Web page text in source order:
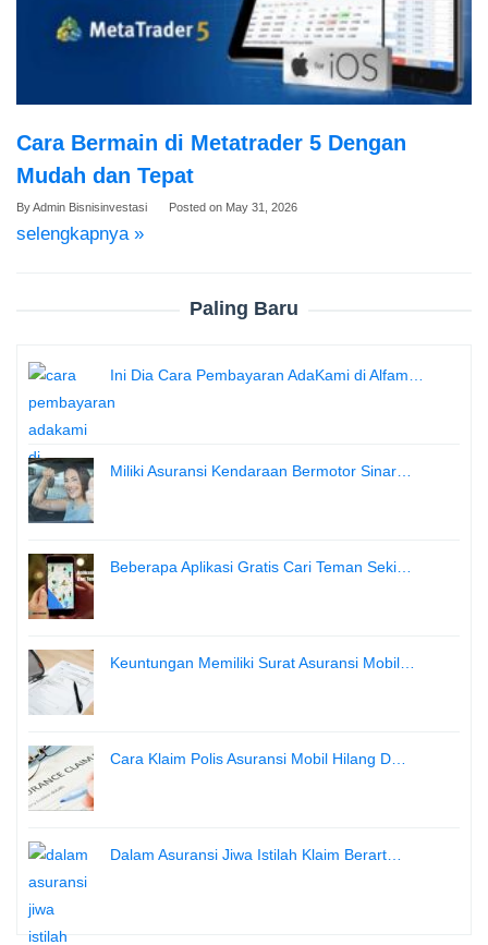
Cara Bermain di Metatrader 5 Dengan
Mudah dan Tepat
ByAdmin Bisnisinvestasi Posted on May 31, 2026
selengkapnya »
Paling Baru
Ini Dia Cara Pembayaran AdaKami di Alfam…
Miliki Asuransi Kendaraan Bermotor Sinar…
Beberapa Aplikasi Gratis Cari Teman Seki…
Keuntungan Memiliki Surat Asuransi Mobil…
Cara Klaim Polis Asuransi Mobil Hilang D…
Dalam Asuransi Jiwa Istilah Klaim Berart…